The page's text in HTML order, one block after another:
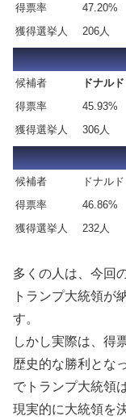
得票率
47.20%
獲得選挙人
206人
候補者
ドナル
得票率
45.93%
獲得選挙人
306人
候補者
ドナル
得票率
46.86%
獲得選挙人
232人
多くの人は、今回
トランプ大統領が
す。
しかし実際は、得
歴史的な勝利とな
でトランプ大統領
現実的に大統領を